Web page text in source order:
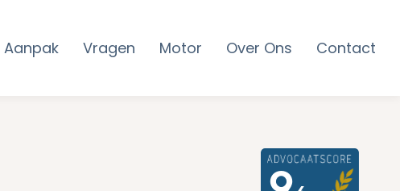
Aanpak Vragen Motor Over Ons Contact